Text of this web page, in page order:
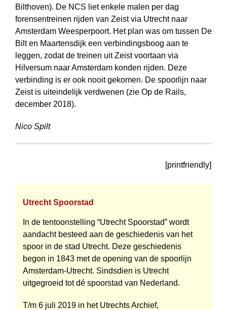
Bilthoven). De NCS liet enkele malen per dag
forensentreinen rijden van Zeist via Utrecht naar
Amsterdam Weesperpoort. Het plan was om tussen De
Bilt en Maartensdijk een verbindingsboog aan te
leggen, zodat de treinen uit Zeist voortaan via
Hilversum naar Amsterdam konden rijden. Deze
verbinding is er ook nooit gekomen. De spoorlijn naar
Zeist is uiteindelijk verdwenen (zie Op de Rails,
december 2018).
Nico Spilt
[printfriendly]
Utrecht Spoorstad
In de tentoonstelling “Utrecht Spoorstad” wordt
aandacht besteed aan de geschiedenis van het
spoor in de stad Utrecht. Deze geschiedenis
begon in 1843 met de opening van de spoorlijn
Amsterdam-Utrecht. Sindsdien is Utrecht
uitgegroeid tot dé spoorstad van Nederland.
T/m 6 juli 2019 in het Utrechts Archief,